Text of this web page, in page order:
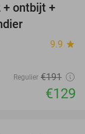
32%
+ ontbijt +
9.9 star
Regulier €191
€129